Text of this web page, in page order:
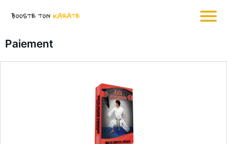
Paiement